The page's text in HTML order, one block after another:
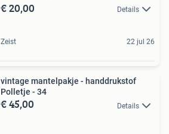
€ 20,00 Details
Zeist 22 jul 26
vintage mantelpakje - handdrukstof
Polletje - 34
€ 45,00 Details